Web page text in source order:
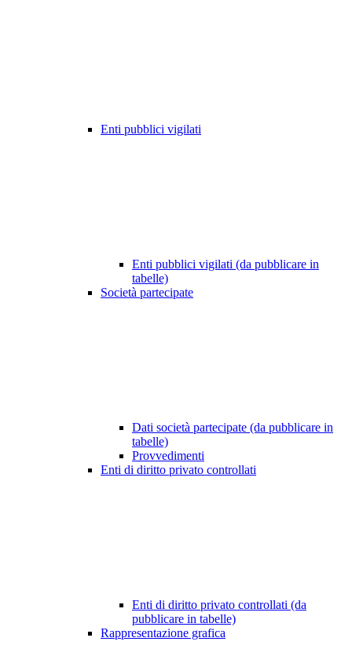
Enti pubblici vigilati
Enti pubblici vigilati (da pubblicare in
tabelle)
Società partecipate
Dati società partecipate (da pubblicare in
tabelle)
Provvedimenti
Enti di diritto privato controllati
Enti di diritto privato controllati (da
pubblicare in tabelle)
Rappresentazione grafica